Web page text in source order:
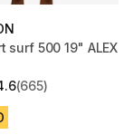
surf 500 19" ALEX
stars from 665
(665)